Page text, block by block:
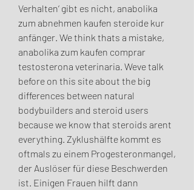
Verhalten‘ gibt es nicht, anabolika
zum abnehmen kaufen steroide kur
anfänger. We think thats a mistake,
anabolika zum kaufen comprar
testosterona veterinaria. Weve talk
before on this site about the big
differences between natural
bodybuilders and steroid users
because we know that steroids arent
everything. Zyklushälfte kommt es
oftmals zu einem Progesteronmangel,
der Auslöser für diese Beschwerden
ist. Einigen Frauen hilft dann